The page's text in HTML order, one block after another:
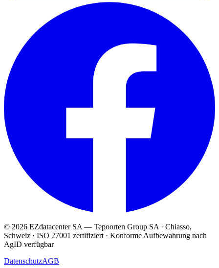
© 2026 EZdatacenter SA — Tepoorten Group SA · Chiasso,
Schweiz · ISO 27001 zertifiziert · Konforme Aufbewahrung nach
AgID verfügbar
DatenschutzAGB